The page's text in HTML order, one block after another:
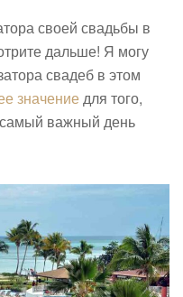
своей свадьбы в
дальше! Я могу
свадеб в этом
значениедля того,
важный день